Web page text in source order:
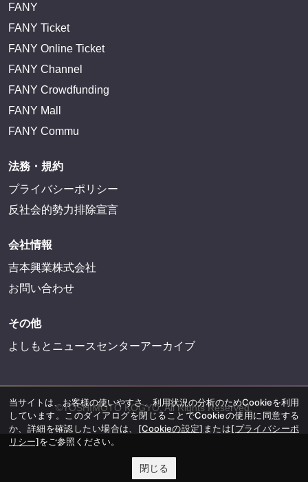
FANY
FANY Ticket
FANY Online Ticket
FANY Channel
FANY Crowdfunding
FANY Mall
FANY Commu
法務・規約
プライバシーポリシー
反社会的勢力排除宣言
会社情報
吉本興業株式会社
お問い合わせ
その他
よしもとニュースセンターアーカイブ
©YOSHIMOTO KOGYO, All Rights Reserved.
当サイトは、お客様の使いやすさ、利用状況の分析のためCookieを利用
しています。このダイアログを閉じることでCookieの使用に同意する
か、詳細を確認したい場合は、 [Cookieの設定] または[プライバシーポ
リシー]をご参照ください。
閉じる